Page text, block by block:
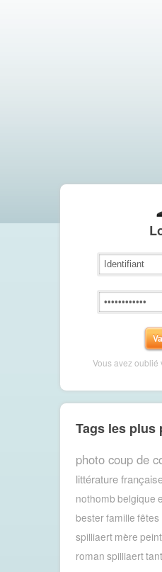
Vous avez oublié
Tags les plus
photo coup de
littérature
nothomb belgique
besterfamille fêtes
spilliaert mère
roman spilliaert